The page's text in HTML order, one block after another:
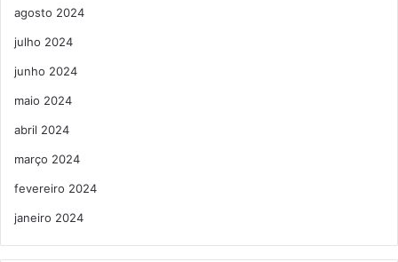
agosto 2024
julho 2024
junho 2024
maio 2024
abril 2024
março 2024
fevereiro 2024
janeiro 2024